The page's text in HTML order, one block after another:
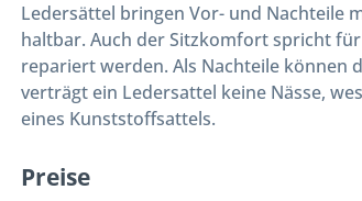
Ledersättel bringen Vor- und Nachteile
haltbar. Auch der Sitzkomfort spricht
repariert werden. Als Nachteile können
verträgt ein Ledersattel keine Nässe,
eines Kunststoffsattels.
Preise